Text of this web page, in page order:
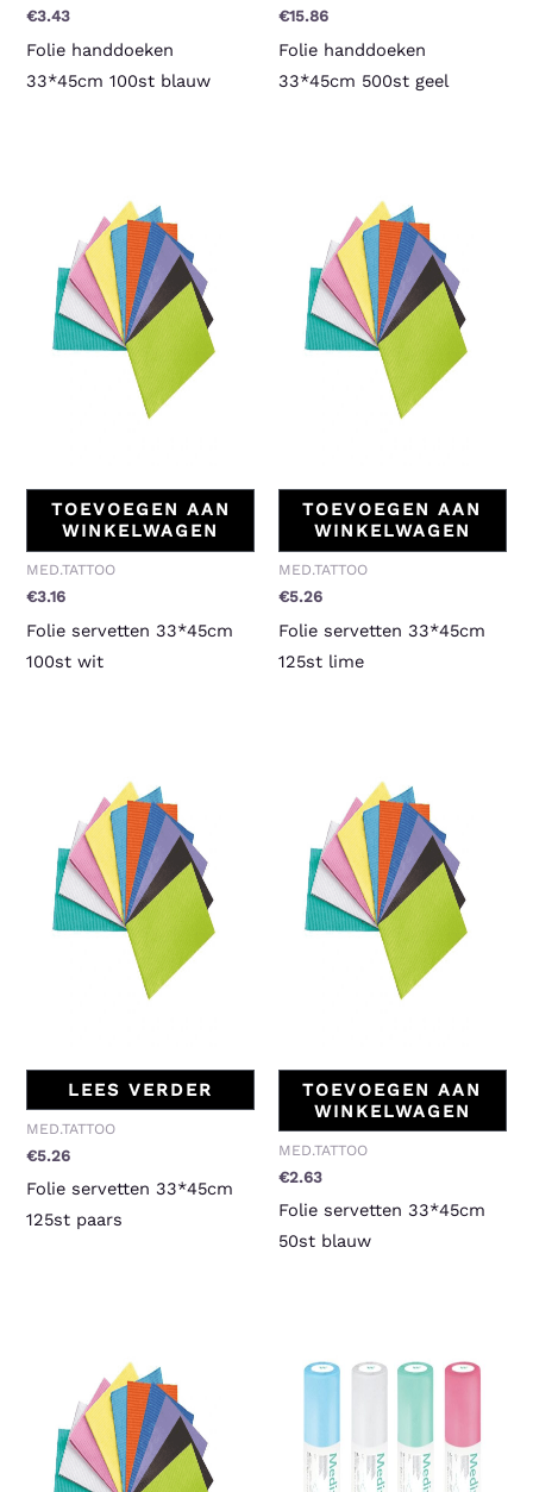
€3.43
Folie handdoeken
33*45cm 100st blauw
€15.86
Folie handdoeken
33*45cm 500st geel
TOEVOEGEN AAN
WINKELWAGEN
MED.TATTOO
€3.16
Folie servetten 33*45cm
100st wit
TOEVOEGEN AAN
WINKELWAGEN
MED.TATTOO
€5.26
Folie servetten 33*45cm
125st lime
LEES VERDER
MED.TATTOO
€5.26
Folie servetten 33*45cm
125st paars
TOEVOEGEN AAN
WINKELWAGEN
MED.TATTOO
€2.63
Folie servetten 33*45cm
50st blauw